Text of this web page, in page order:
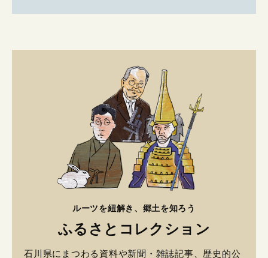
ルーツを紐解き、郷土を知ろう
ふるさとコレクション
石川県にまつわる資料や新聞・雑誌記事、歴史的公